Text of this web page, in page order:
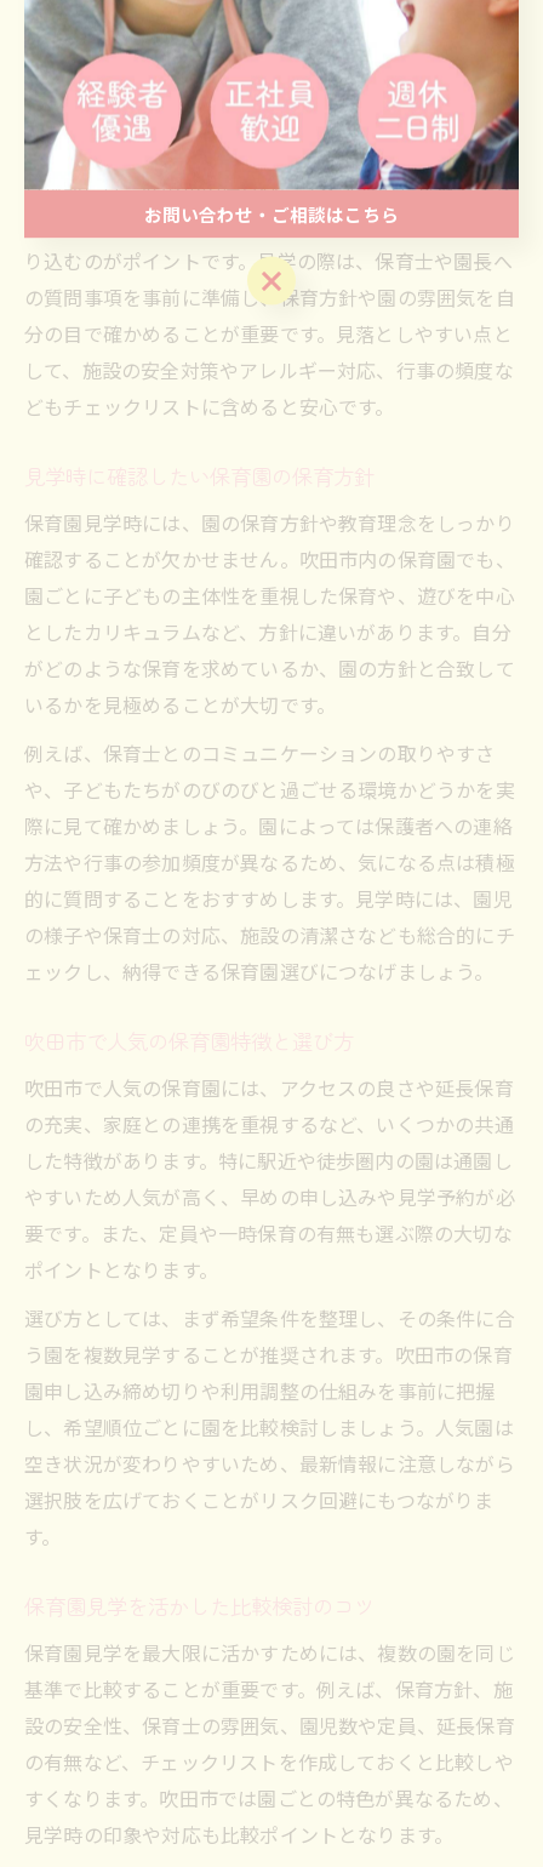
園の空き状況や申し込み締め切りが早く変動するため、
早めの情報収集と見学予約が欠かせません。希望する保
育園の特徴やアクセス、延長保育の有無などを整理し、
優先順位を明確にしましょう。
具体的には、吹田市の保育園空き状況や申し込み方法を
ホームページや電話で確認し、見学したい園を早めに絞
り込むのがポイントです。見学の際は、保育士や園長へ
の質問事項を事前に準備し、保育方針や園の雰囲気を自
分の目で確かめることが重要です。見落としやすい点と
して、施設の安全対策やアレルギー対応、行事の頻度な
どもチェックリストに含めると安心です。
見学時に確認したい保育園の保育方針
保育園見学時には、園の保育方針や教育理念をしっかり
確認することが欠かせません。吹田市内の保育園でも、
園ごとに子どもの主体性を重視した保育や、遊びを中心
としたカリキュラムなど、方針に違いがあります。自分
がどのような保育を求めているか、園の方針と合致して
いるかを見極めることが大切です。
例えば、保育士とのコミュニケーションの取りやすさ
や、子どもたちがのびのびと過ごせる環境かどうかを実
際に見て確かめましょう。園によっては保護者への連絡
方法や行事の参加頻度が異なるため、気になる点は積極
的に質問することをおすすめします。見学時には、園児
の様子や保育士の対応、施設の清潔さなども総合的にチ
ェックし、納得できる保育園選びにつなげましょう。
吹田市で人気の保育園特徴と選び方
吹田市で人気の保育園には、アクセスの良さや延長保育
の充実、家庭との連携を重視するなど、いくつかの共通
した特徴があります。特に駅近や徒歩圏内の園は通園し
やすいため人気が高く、早めの申し込みや見学予約が必
要です。また、定員や一時保育の有無も選ぶ際の大切な
ポイントとなります。
選び方としては、まず希望条件を整理し、その条件に合
う園を複数見学することが推奨されます。吹田市の保育
園申し込み締め切りや利用調整の仕組みを事前に把握
し、希望順位ごとに園を比較検討しましょう。人気園は
空き状況が変わりやすいため、最新情報に注意しながら
選択肢を広げておくことがリスク回避にもつながりま
す。
保育園見学を活かした比較検討のコツ
保育園見学を最大限に活かすためには、複数の園を同じ
基準で比較することが重要です。例えば、保育方針、施
設の安全性、保育士の雰囲気、園児数や定員、延長保育
の有無など、チェックリストを作成しておくと比較しや
すくなります。吹田市では園ごとの特色が異なるため、
見学時の印象や対応も比較ポイントとなります。
お問い合わせ・ご相談はこちら
お問い合わせ・ご相談はこちら